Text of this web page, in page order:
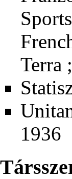
Terra
1936